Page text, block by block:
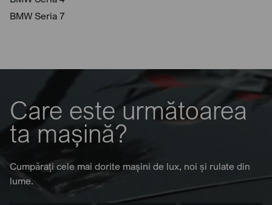
BMW Seria 7
Care este următoarea
ta mașină?
Cumpărați cele mai dorite mașini de lux, noi și rulate din
lume.